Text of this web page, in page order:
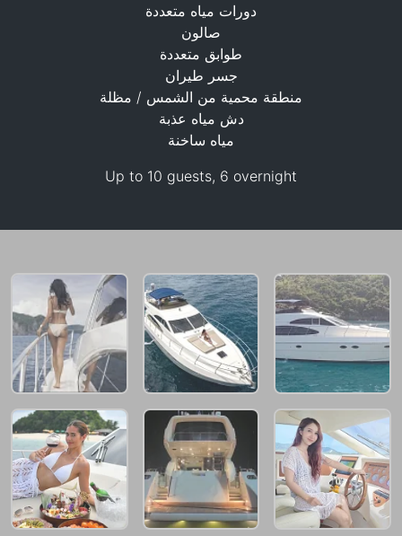
148,300 THB
دورات مياه متعددة
صالون
طوابق متعددة
جسر طيران
منطقة محمية من الشمس / مظلة
دش مياه عذبة
مياه ساخنة
Up to 10 guests, 6 overnight